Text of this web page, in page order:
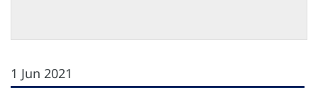
1 Jun 2021